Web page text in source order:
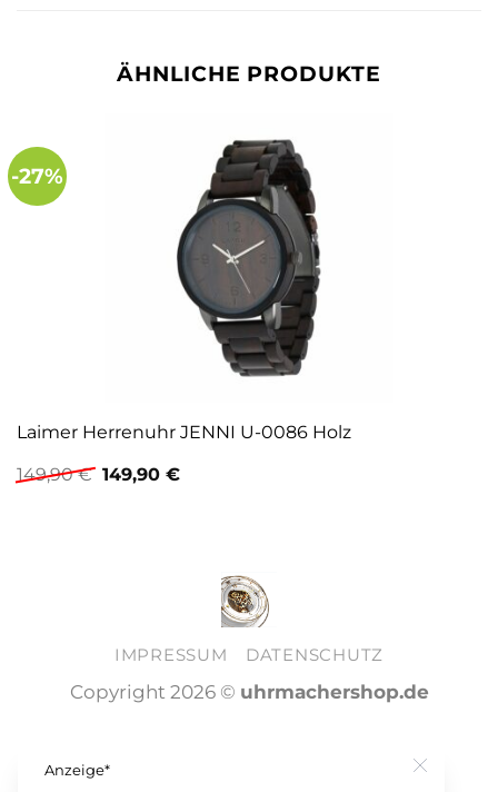
ÄHNLICHE PRODUKTE
-27%
Laimer Herrenuhr JENNI U-0086 Holz
149,90€ Ursprünglicher
Preis
149,90 €Aktueller
IMPRESSUM DATENSCHUTZ
Copyright 2026 © uhrmachershop.de
Anzeige* Close